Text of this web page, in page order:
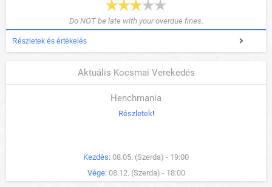
Do NOT be late with your overdue fines.
Részletek és értékelés
Aktuális Kocsmai Verekedés
Henchmania
Részletek!
Kezdés: 08.05. (Szerda) - 19:00
Vége: 08.12. (Szerda) - 18:00